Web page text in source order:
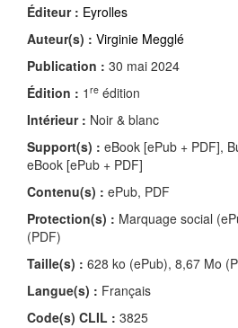
Éditeur : Eyrolles
Auteur(s) : Virginie Megglé
Publication : 30 mai 2024
Édition : 1 re édition
Intérieur : Noir & blanc
Support(s) : eBook [ePub + PDF],
eBook [ePub + PDF]
Contenu(s) : ePub, PDF
Protection(s) : Marquage social
(PDF)
Taille(s) : 628 ko (ePub), 8,67 Mo
Langue(s) : Français
Code(s) CLIL : 3825